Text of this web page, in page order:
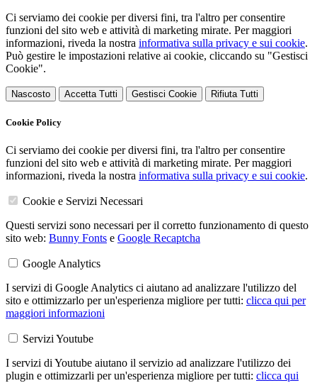
Ci serviamo dei cookie per diversi fini, tra l'altro per consentire
funzioni del sito web e attività di marketing mirate. Per maggiori
informazioni, riveda la nostra informativa sulla privacy e sui cookie.
Può gestire le impostazioni relative ai cookie, cliccando su "Gestisci
Cookie".
Nascosto Accetta Tutti Gestisci Cookie Rifiuta Tutti
Cookie Policy
Ci serviamo dei cookie per diversi fini, tra l'altro per consentire
funzioni del sito web e attività di marketing mirate. Per maggiori
informazioni, riveda la nostra informativa sulla privacy e sui cookie.
Cookie e Servizi Necessari
Questi servizi sono necessari per il corretto funzionamento di questo
sito web: Bunny Fonts e Google Recaptcha
Google Analytics
I servizi di Google Analytics ci aiutano ad analizzare l'utilizzo del
sito e ottimizzarlo per un'esperienza migliore per tutti: clicca qui per
maggiori informazioni
Servizi Youtube
I servizi di Youtube aiutano il servizio ad analizzare l'utilizzo dei
plugin e ottimizzarli per un'esperienza migliore per tutti: clicca qui